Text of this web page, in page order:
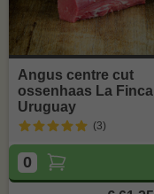
0
Angus centre cut
ossenhaas La Finca
Uruguay
(3)